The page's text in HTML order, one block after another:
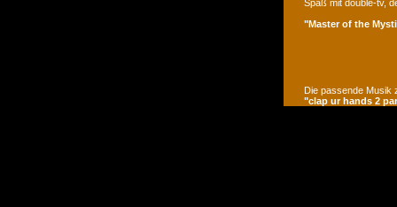
Spaß mit double-tv,
"Master of the
Die passende Musik
"clap ur hands 2